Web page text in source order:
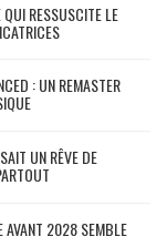
RESSUSCITE LE
: UN REMASTER
UN RÊVE DE
AVANT 2028 SEMBLE